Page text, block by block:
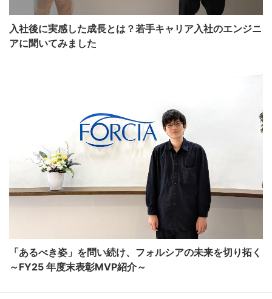
入社後に実感した成長とは？若手キャリア入社のエンジニ
アに聞いてみました
「あるべき姿」を問い続け、フォルシアの未来を切り拓く
～FY25 年度末表彰MVP紹介～